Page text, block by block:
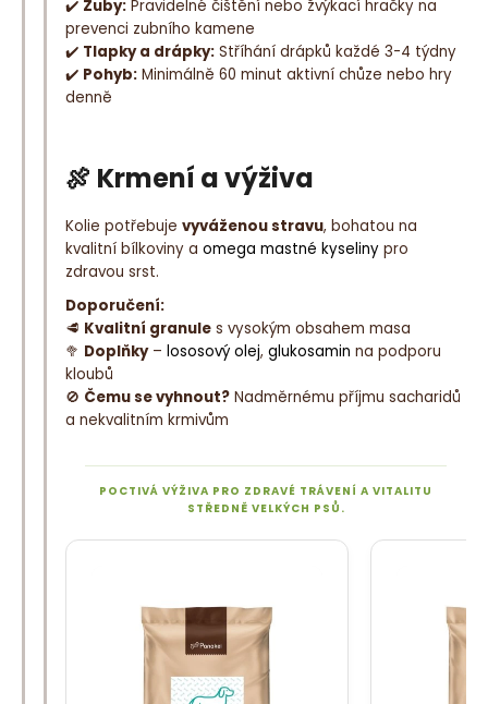
✔️ Zuby: Pravidelné čištění nebo žvýkací hračky na
prevenci zubního kamene
✔️ Tlapky a drápky: Stříhání drápků každé 3-4 týdny
✔️ Pohyb: Minimálně 60 minut aktivní chůze nebo hry
denně
🍖 Krmení a výživa
Kolie potřebuje vyváženou stravu, bohatou na
kvalitní bílkoviny a omega mastné kyseliny pro
zdravou srst.
Doporučení:
🥩 Kvalitní granule s vysokým obsahem masa
🥦 Doplňky– lososový olej, glukosamin na podporu
kloubů
🚫 Čemu se vyhnout? Nadměrnému příjmu sacharidů
a nekvalitním krmivům